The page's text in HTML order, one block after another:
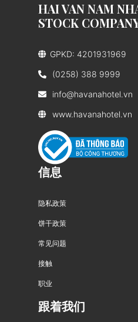
HAI VAN NAM
STOCK
GPKD: 4201931969
(0258) 388 9999
info@havanahotel.vn
www.havanahotel.vn
信息
隐私政策
饼干政策
常见问题
接触
职业
跟着我们